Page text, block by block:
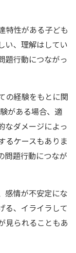
特性がある子ども
い、理解はしてい
題行動につながっ
の経験をもとに関
がある場合、適
なダメージによっ
るケースもありま
問題行動につなが
感情が不安定にな
る、イライラして
見られることもあ